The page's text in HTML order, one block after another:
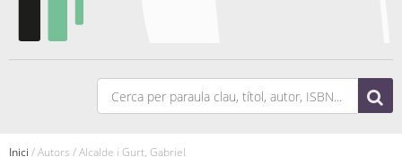
Inici / Autors / Alcalde i Gurt, Gabriel